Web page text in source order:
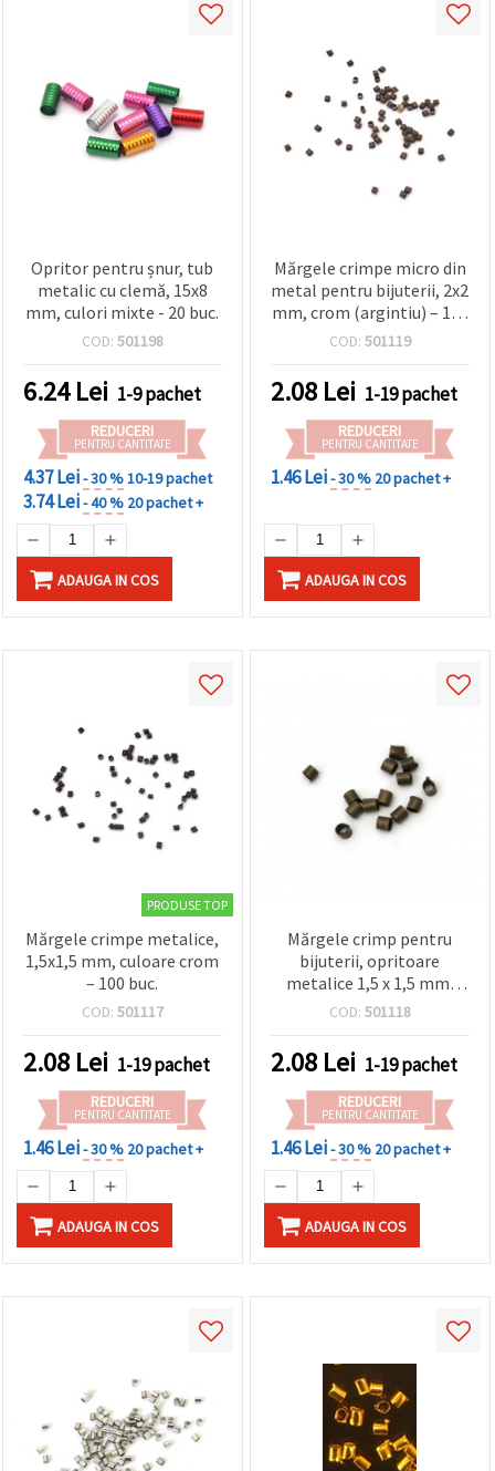
Opritor pentru șnur, tub
metalic cu clemă, 15x8
mm, culori mixte - 20 buc.
COD: 501198
6.24Lei 1-9 pachet
REDUCERI
PENTRU CANTITATE
4.37 Lei- 30 %10-19 pachet
3.74 Lei- 40 % 20 pachet +
ADAUGA IN COS
Mărgele crimpe micro din
metal pentru bijuterii, 2x2
mm, crom (argintiu) – 100
buc., pentru sârmă și
COD: 501119
2.08 Lei 1-19 pachet
REDUCERI
PENTRU CANTITATE
1.46 Lei- 30 % 20 pachet +
ADAUGA IN COS
PRODUSE TOP
Mărgele crimpe metalice,
1,5x1,5 mm, culoare crom
– 100 buc.
COD: 501117
2.08 Lei 1-19 pachet
REDUCERI
PENTRU CANTITATE
1.46 Lei- 30 % 20 pachet +
ADAUGA IN COS
Mărgele crimp pentru
bijuterii, opritoare
metalice 1,5 x 1,5 mm,
culoare cupru – 100 bucăți
COD: 501118
2.08 Lei 1-19 pachet
REDUCERI
PENTRU CANTITATE
1.46 Lei- 30 % 20 pachet +
ADAUGA IN COS